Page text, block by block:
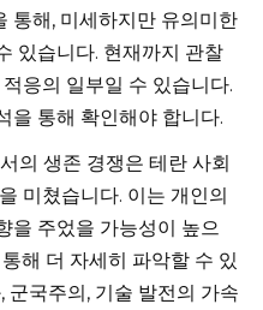
통해, 미세하지만 유의미한
있습니다. 현재까지 관찰
응의 일부일 수 있습니다.
을 통해 확인해야 합니다.
의 생존 경쟁은 테란 사회
미쳤습니다. 이는 개인의
을 주었을 가능성이 높으
해 더 자세히 파악할 수 있
군국주의, 기술 발전의 가속